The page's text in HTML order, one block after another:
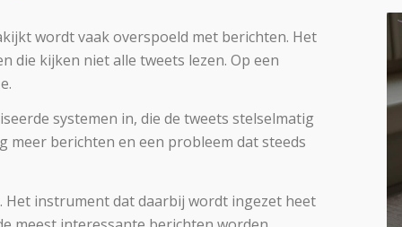
wordt vaak overspoeld met berichten. Het
die kijken niet alle tweets lezen. Op een
systemen in, die de tweets stelselmatig
meer berichten en een probleem dat steeds
Het instrument dat daarbij wordt ingezet heet